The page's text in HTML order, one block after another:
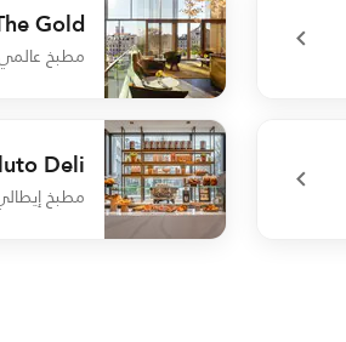
Gold
مطبخ
undefined The Gold
Deli
مطبخ